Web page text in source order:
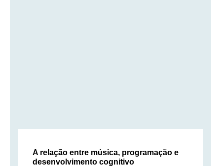
A relação entre música, programação e
desenvolvimento cognitivo